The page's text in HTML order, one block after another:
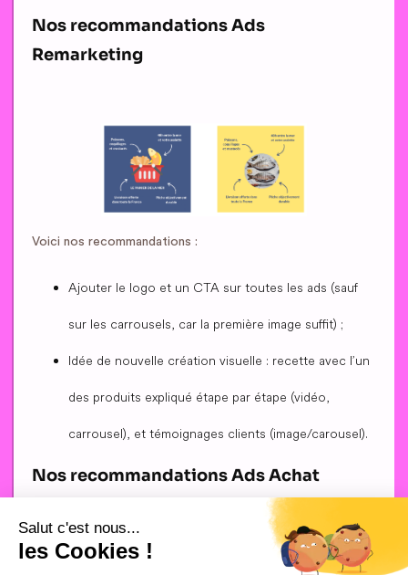
Nos recommandations Ads
Remarketing
Voici nos recommandations :
Ajouter le logo et un CTA sur toutes les ads (sauf
sur les carrousels, car la première image suffit) ;
Idée de nouvelle création visuelle : recette avec l’un
des produits expliqué étape par étape (vidéo,
carrousel), et témoignages clients (image/carousel).
Nos recommandations Ads Achat
Salut c'est nous...
les Cookies !